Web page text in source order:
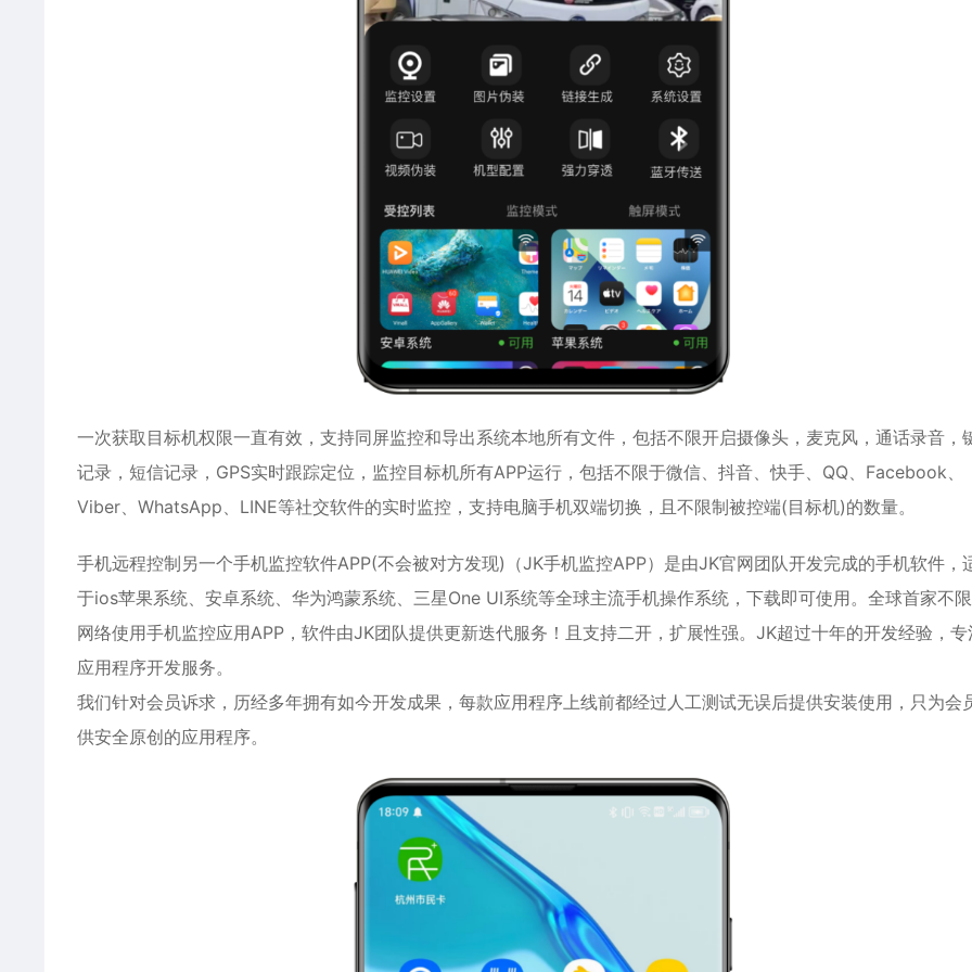
一次获取目标机权限一直有效，支持同屏监控和导出系统本地所有文件，包括不限开启摄像头，麦克风，通话录音，
记录，短信记录，GPS实时跟踪定位，监控目标机所有APP运行，包括不限于微信、抖音、快手、QQ、Facebook、
Viber、WhatsApp、LINE等社交软件的实时监控，支持电脑手机双端切换，且不限制被控端(目标机)的数量。
手机远程控制另一个手机监控软件APP(不会被对方发现)（JK手机监控APP）是由JK官网团队开发完成的手机软件，
于ios苹果系统、 安卓系统、华为鸿蒙系统、三星One UI系统等全球主流手机操作系统，下载即可使用。全球首家不
网络使用手机监控应用APP，软件由JK团队提供更新迭代服务！且支持二开，扩展性强。JK超过十年的开发经验，专
应用程序开发服务。
我们针对会员诉求，历经多年拥有如今开发成果，每款应用程序上线前都经过人工测试无误后提供安装使用，只为会
供安全原创的应用程序。